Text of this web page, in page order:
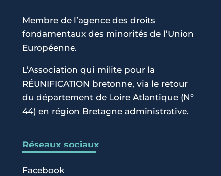
Membre de l’agence des droits
fondamentaux des minorités de l’Union
Européenne.
L’Association qui milite pour la
RÉUNIFICATION bretonne, via le retour
du département de Loire Atlantique (N°
44) en région Bretagne administrative.
Réseaux sociaux
Facebook